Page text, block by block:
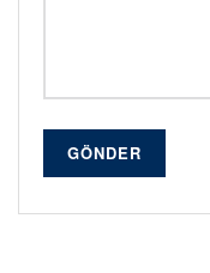
GÖNDER